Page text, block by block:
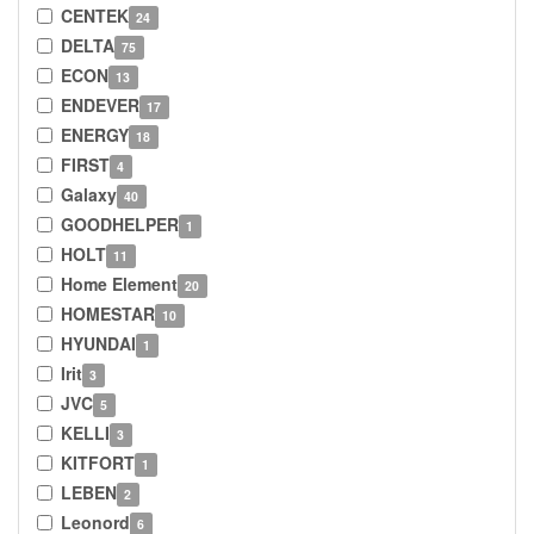
CENTEK 24
DELTA 75
ECON 13
ENDEVER 17
ENERGY 18
FIRST 4
Galaxy 40
GOODHELPER 1
HOLT 11
Home Element 20
HOMESTAR 10
HYUNDAI 1
Irit 3
JVC 5
KELLI 3
KITFORT 1
LEBEN 2
Leonord 6